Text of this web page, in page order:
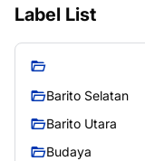
Label List
Barito Selatan
Barito Utara
Budaya